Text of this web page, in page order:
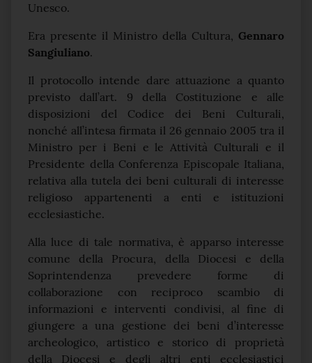
Unesco.
Era presente il Ministro della Cultura, Gennaro
Sangiuliano.
Il protocollo intende dare attuazione a quanto
previsto dall’art. 9 della Costituzione e alle
disposizioni del Codice dei Beni Culturali,
nonché all’intesa firmata il 26 gennaio 2005 tra il
Ministro per i Beni e le Attività Culturali e il
Presidente della Conferenza Episcopale Italiana,
relativa alla tutela dei beni culturali di interesse
religioso appartenenti a enti e istituzioni
ecclesiastiche.
Alla luce di tale normativa, è apparso interesse
comune della Procura, della Diocesi e della
Soprintendenza prevedere forme di
collaborazione con reciproco scambio di
informazioni e interventi condivisi, al fine di
giungere a una gestione dei beni d’interesse
archeologico, artistico e storico di proprietà
della Diocesi e degli altri enti ecclesiastici